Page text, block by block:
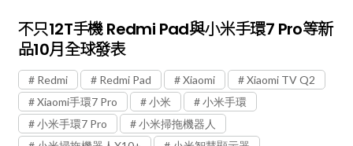
不只12T手機 Redmi Pad與小米手環7 Pro等新
品10月全球發表
Redmi Redmi Pad Xiaomi
Xiaomi TV Q2
Xiaomi手環7 Pro
小米
小米手環
小米手環7 Pro
小米掃拖機器人